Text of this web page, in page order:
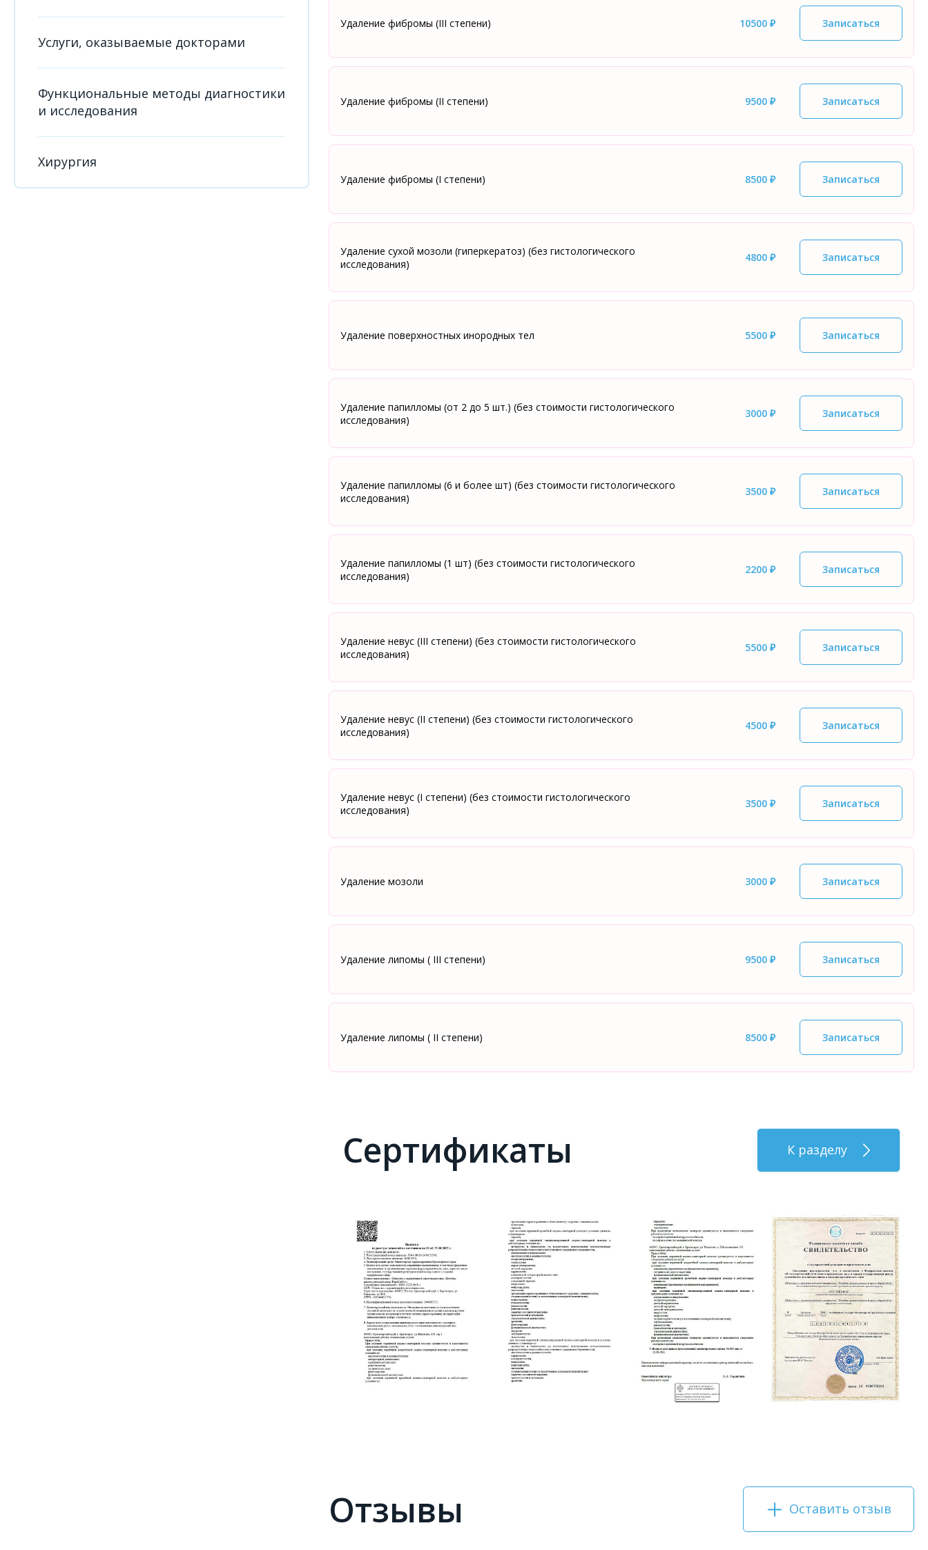
Услуги, оказываемые докторами
Функциональные методы диагностики
и исследования
Хирургия
Удаление фибромы (III степени) 10500 ₽ Записаться
Удаление фибромы (II степени) 9500 ₽ Записаться
Удаление фибромы (I степени) 8500 ₽ Записаться
Удаление сухой мозоли (гиперкератоз) (без гистологического
исследования)
4800 ₽ Записаться
Удаление поверхностных инородных тел 5500 ₽ Записаться
Удаление папилломы (от 2 до 5 шт.) (без стоимости гистологического
исследования)
3000 ₽ Записаться
Удаление папилломы (6 и более шт) (без стоимости гистологического
исследования)
3500 ₽ Записаться
Удаление папилломы (1 шт) (без стоимости гистологического
исследования)
2200 ₽ Записаться
Удаление невус (III степени) (без стоимости гистологического
исследования)
5500 ₽ Записаться
Удаление невус (II степени) (без стоимости гистологического
исследования)
4500 ₽ Записаться
Удаление невус (I степени) (без стоимости гистологического
исследования)
3500 ₽ Записаться
Удаление мозоли 3000 ₽ Записаться
Удаление липомы ( III степени) 9500 ₽ Записаться
Удаление липомы ( II степени) 8500 ₽ Записаться
Сертификаты К разделу
Отзывы Оставить отзыв